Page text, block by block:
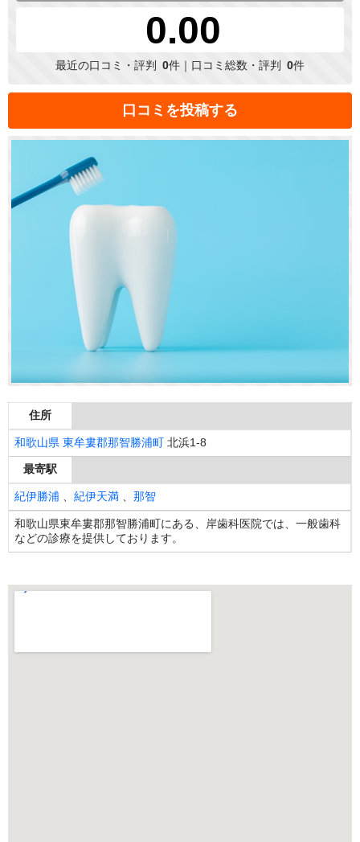
0.00
最近の口コミ・評判 0件｜口コミ総数・評判 0件
口コミを投稿する
住所
和歌山県 東牟婁郡那智勝浦町 北浜1-8
最寄駅
紀伊勝浦 紀伊天満 那智
和歌山県東牟婁郡那智勝浦町にある、岸歯科医院では、一般歯科
などの診療を提供しております。